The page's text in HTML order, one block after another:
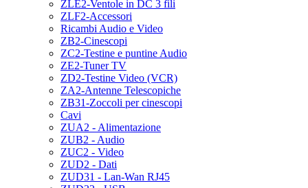
ZLE2-Ventole in DC 3 fili
ZLF2-Accessori
Ricambi Audio e Video
ZB2-Cinescopi
ZC2-Testine e puntine Audio
ZE2-Tuner TV
ZD2-Testine Video (VCR)
ZA2-Antenne Telescopiche
ZB31-Zoccoli per cinescopi
Cavi
ZUA2 - Alimentazione
ZUB2 - Audio
ZUC2 - Video
ZUD2 - Dati
ZUD31 - Lan-Wan RJ45